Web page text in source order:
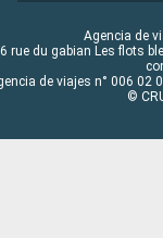
Agencia de
rue du gabian Les flots
de viajes n° 006 02
©